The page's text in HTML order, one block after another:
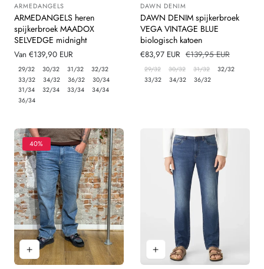
Leverancier:
ARMEDANGELS
ARMEDANGELS heren
spijkerbroek MAADOX
SELVEDGE midnight
Normale
prijs
Van €139,90 EUR
29/32 30/32 31/32
32/32
33/32
34/32 36/32
30/34
31/34
32/34 33/34
34/34
36/34
Leverancier:
DAWN DENIM
DAWN DENIM spijkerbroek
VEGA VINTAGE BLUE
biologisch katoen
Verkoopprijs
€83,97 EUR Normale
prijs
€139,95 EUR
29/32 30/32 31/32
32/32
33/32
34/32 36/32
40%